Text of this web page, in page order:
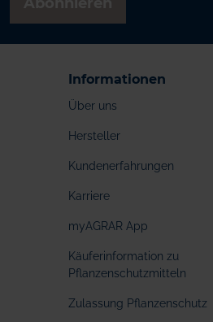
Informationen
Über uns
Hersteller
Kundenerfahrungen
Karriere
myAGRAR App
Käuferinformation zu
Pflanzenschutzmitteln
Zulassung Pflanzenschutz